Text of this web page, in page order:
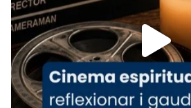
Aquest dilluns, 27 de juliol,
missa d’acció de gràcies
comitè organitzador de la
del Sant Pare Lleó XIV a
col·laboradors, a la
L’arquebisbe de Barcelona,